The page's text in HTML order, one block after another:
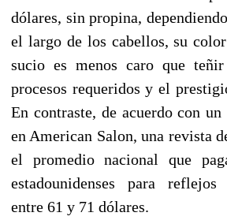
dólares, sin propina,
el largo de los cabellos, su
sucio es menos caro que
procesos requeridos y el
En contraste, de acuerdo con
en American Salon, una revista
el promedio nacional que
estadounidenses para
entre 61 y 71 dólares.